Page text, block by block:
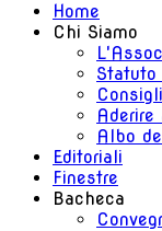
Home
Chi Siamo
Statuto
Albo
Editoriali
Finestre
Bacheca